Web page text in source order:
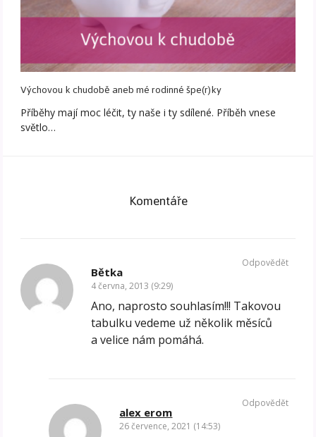
Výchovou k chudobě aneb mé rodinné špe(r)ky
Příběhy mají moc léčit, ty naše i ty sdílené. Příběh vnese
světlo…
Komentáře
Bětka
4 června, 2013 (9:29)
Ano, naprosto souhlasím!!! Takovou
tabulku vedeme už několik měsíců
a velice nám pomáhá.
Odpovědět
alex erom
26 července, 2021 (14:53)
Odpovědět